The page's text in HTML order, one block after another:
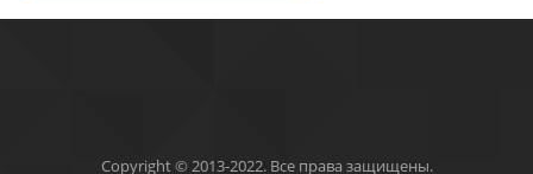
Copyright © 2013-2022. Все права защищены.